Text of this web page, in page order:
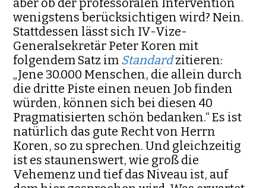
aber ob der professoralen Intervention
wenigstens berücksichtigen wird? Nein.
Stattdessen lässt sich IV-Vize-
Generalsekretär Peter Koren mit
folgendem Satz im Standardzitieren:
„Jene 30.000 Menschen, die allein durch
die dritte Piste einen neuen Job finden
würden, können sich bei diesen 40
Pragmatisierten schön bedanken.“ Es ist
natürlich das gute Recht von Herrn
Koren, so zu sprechen. Und gleichzeitig
ist es staunenswert, wie groß die
Vehemenz und tief das Niveau ist, auf